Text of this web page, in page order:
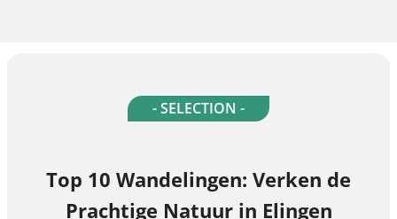
- SELECTION -
Top 10 Wandelingen: Verken de
Prachtige Natuur in Elingen